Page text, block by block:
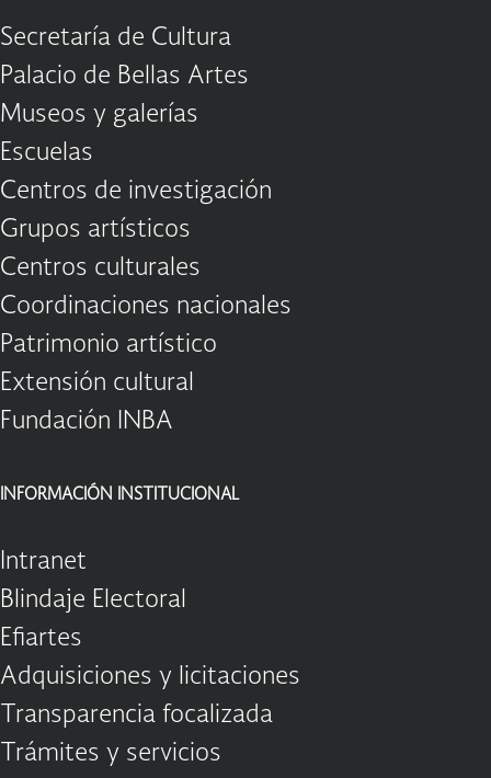
Secretaría de Cultura
Palacio de Bellas Artes
Museos y galerías
Escuelas
Centros de investigación
Grupos artísticos
Centros culturales
Coordinaciones nacionales
Patrimonio artístico
Extensión cultural
Fundación INBA
INFORMACIÓN INSTITUCIONAL
Intranet
Blindaje Electoral
Efiartes
Adquisiciones y licitaciones
Transparencia focalizada
Trámites y servicios